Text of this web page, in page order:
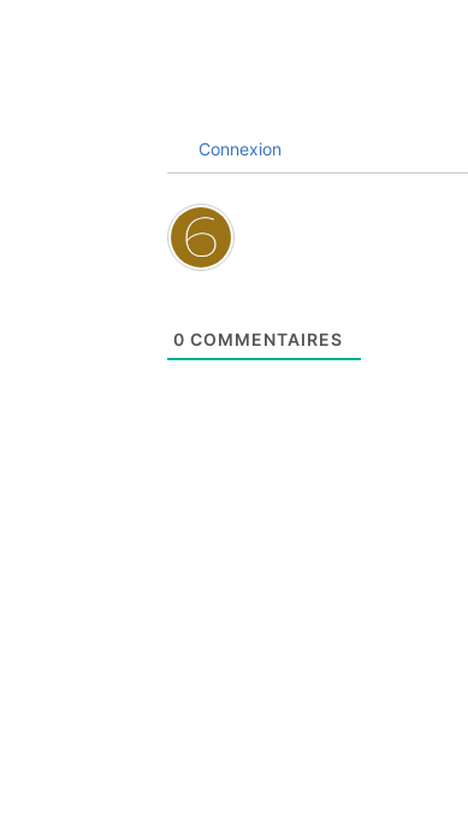
Connexion
0 COMMENTAIRES